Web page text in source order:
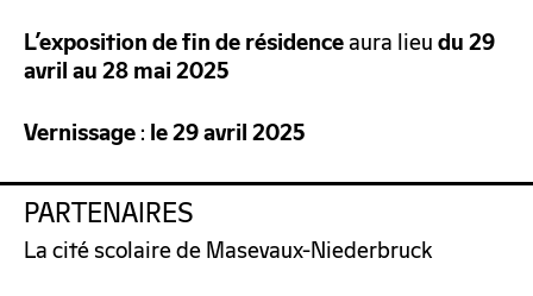
L’expositiondefinderésidenceaura lieudu 29
avril au 28 mai 2025
Vernissage: le 29 avril2025
PARTENAIRES
La cité scolaire de Masevaux-Niederbruck